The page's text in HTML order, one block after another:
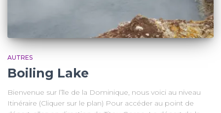
AUTRES
Boiling Lake
Bienvenue sur l’île de la Dominique, nous voici au niveau
Itinéraire (Cliquer sur le plan) Pour accéder au point de